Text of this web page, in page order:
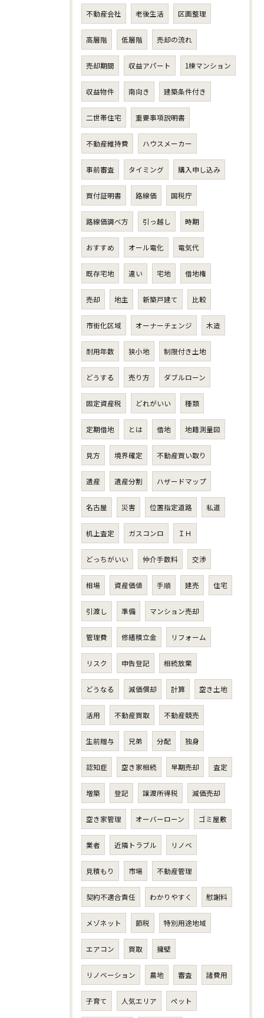
不動産会社 老後生活 区画整理
高層階 低層階 売却の流れ
売却期間 収益アパート 1棟マンション
収益物件 南向き 建築条件付き
二世帯住宅 重要事項説明書
不動産維持費 ハウスメーカー
事前審査 タイミング 購入申し込み
買付証明書 路線価 国税庁
路線価調べ方 引っ越し 時期
おすすめ オール電化 電気代
既存宅地 違い 宅地 借地権
売却 地主 新築戸建て 比較
市街化区域 オーナーチェンジ 木造
耐用年数 狭小地 制限付き土地
どうする 売り方 ダブルローン
固定資産税 どれがいい 種類
定期借地 とは 借地 地籍測量図
見方 境界確定 不動産買い取り
遺産 遺産分割 ハザードマップ
名古屋 災害 位置指定道路 私道
机上査定 ガスコンロ ＩＨ
どっちがいい 仲介手数料 交渉
相場 資産価値 手順 建売 住宅
引渡し 準備 マンション売却
管理費 修繕積立金 リフォーム
リスク 申告登記 相続放棄
どうなる 減価償却 計算 空き土地
活用 不動産買取 不動産競売
生前贈与 兄弟 分配 独身
認知症 空き家相続 早期売却 査定
増築 登記 譲渡所得税 減価売却
空き家管理 オーバーローン ゴミ屋敷
業者 近隣トラブル リノベ
見積もり 市場 不動産管理
契約不適合責任 わかりやすく 慰謝料
メゾネット 節税 特別用途地域
エアコン 買取 擁壁
リノベーション 農地 審査 諸費用
子育て 人気エリア ペット